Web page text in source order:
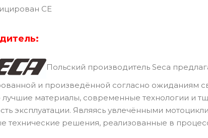
CE
Польский производитель Seca
и произведённой согласно ожиданиям
лучшие материалы, современные технологии и
эксплуатации. Являясь увлечёнными
технические решения, реализованные в